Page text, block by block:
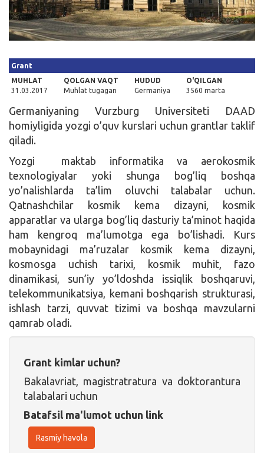
Kirish
Grant
MUHLAT
31.03.2017
QOLGAN VAQT
Muhlat tugagan
HUDUD
Germaniya
O'QILGAN
3560 marta
Germaniyaning Vurzburg Universiteti DAAD
homiyligida yozgi o’quv kurslari uchun grantlar taklif
qiladi.
Yozgi maktab informatika va aerokosmik
texnologiyalar yoki shunga bog’liq boshqa
yo’nalishlarda ta’lim oluvchi talabalar uchun.
Qatnashchilar kosmik kema dizayni, kosmik
apparatlar va ularga bog’liq dasturiy ta’minot haqida
ham kengroq ma’lumotga ega bo’lishadi. Kurs
mobaynidagi ma’ruzalar kosmik kema dizayni,
kosmosga uchish tarixi, kosmik muhit, fazo
dinamikasi, sun’iy yo’ldoshda issiqlik boshqaruvi,
telekommunikatsiya, kemani boshqarish strukturasi,
ishlash tarzi, quvvat tizimi va boshqa mavzularni
qamrab oladi.
Grant kimlar uchun?
Bakalavriat, magistratratura va doktorantura
talabalari uchun
Batafsil ma'lumot uchun link
Rasmiy havola